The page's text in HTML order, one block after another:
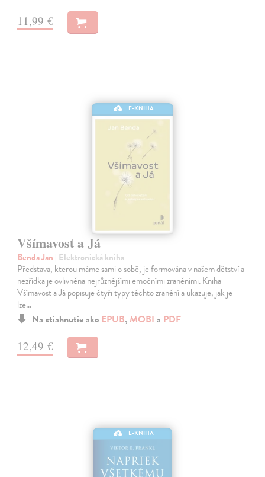
11,99 €
E-KNIHA
Všímavost a Já
Benda Jan | Elektronická kniha
Představa, kterou máme sami o sobě, je formována v našem dětství a
nezřídka je ovlivněna nejrůznějšími emočními zraněními. Kniha
Všímavost a Já popisuje čtyři typy těchto zranění a ukazuje, jak je
lze…
Na stiahnutie ako EPUB, MOBI a PDF
12,49 €
E-KNIHA